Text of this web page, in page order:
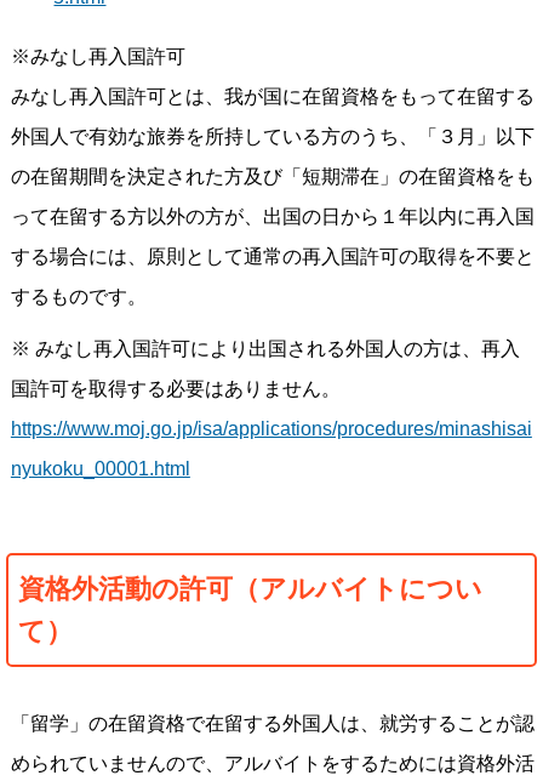
※みなし再入国許可
みなし再入国許可とは、我が国に在留資格をもって在留する
外国人で有効な旅券を所持している方のうち、「３月」以下
の在留期間を決定された方及び「短期滞在」の在留資格をも
って在留する方以外の方が、出国の日から１年以内に再入国
する場合には、原則として通常の再入国許可の取得を不要と
するものです。
※ みなし再入国許可により出国される外国人の方は、再入
国許可を取得する必要はありません。
https://www.moj.go.jp/isa/applications/procedures/minashisai
nyukoku_00001.html
資格外活動の許可（アルバイトについ
て）
「留学」の在留資格で在留する外国人は、就労することが認
められていませんので、アルバイトをするためには資格外活